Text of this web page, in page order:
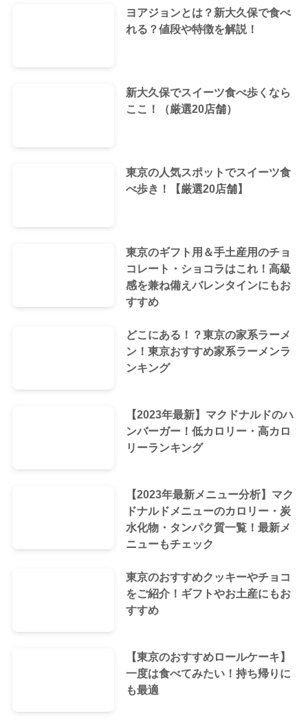
ヨアジョンとは？新大久保で食べ
れる？値段や特徴を解説！
新大久保でスイーツ食べ歩くなら
ここ！（厳選20店舗）
東京の人気スポットでスイーツ食
べ歩き！【厳選20店舗】
東京のギフト用＆手土産用のチョ
コレート・ショコラはこれ！高級
感を兼ね備えバレンタインにもお
すすめ
どこにある！？東京の家系ラーメ
ン！東京おすすめ家系ラーメンラ
ンキング
【2023年最新】マクドナルドのハ
ンバーガー！低カロリー・高カロ
リーランキング
【2023年最新メニュー分析】マク
ドナルドメニューのカロリー・炭
水化物・タンパク質一覧！最新メ
ニューもチェック
東京のおすすめクッキーやチョコ
をご紹介！ギフトやお土産にもお
すすめ
【東京のおすすめロールケーキ】
一度は食べてみたい！持ち帰りに
も最適